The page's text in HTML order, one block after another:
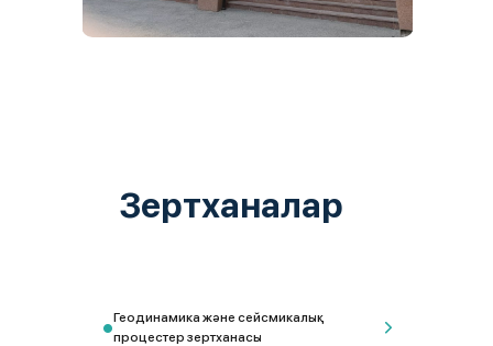
Зертханалар
Геодинамика және сейсмикалық
процестер зертханасы